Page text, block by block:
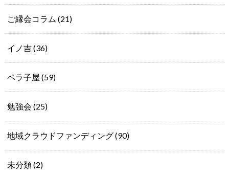
ご縁会コラム (21)
イノ吉(36)
ペラ子屋 (59)
勉強会 (25)
地域クラウドファンディング(90)
未分類(2)